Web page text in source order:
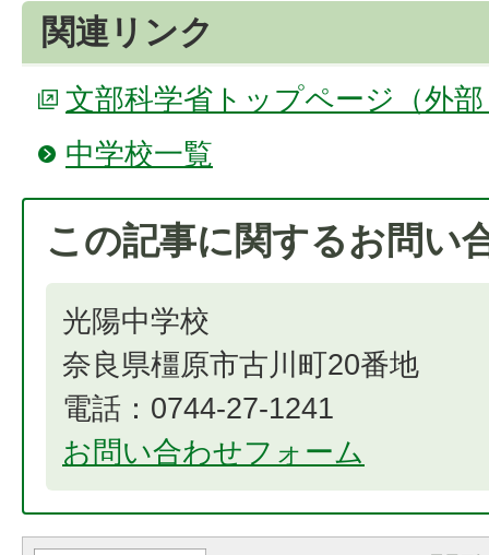
関連リンク
文部科学省トップページ（外
中学校一覧
この記事に関するお問い
光陽中学校
奈良県橿原市古川町20番地
電話：0744-27-1241
お問い合わせフォーム